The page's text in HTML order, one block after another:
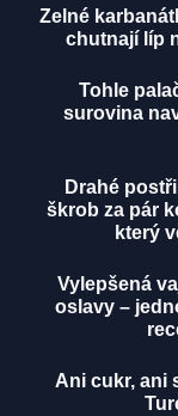
Zelné
chutnají líp
Tohle
surovina
Drahé
škrob za pár
který
Vylepšená
oslavy –
Ani cukr, ani